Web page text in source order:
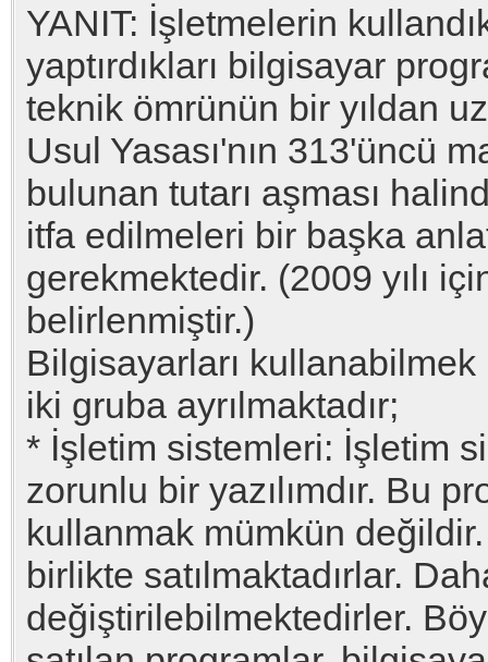
YANIT: İşletmelerin
yaptırdıkları bilgisayar
teknik ömrünün bir yıldan
Usul Yasası'nın 313'üncü
bulunan tutarı aşması
itfa edilmeleri bir başka
gerekmektedir. (2009 yılı
belirlenmiştir.)
Bilgisayarları
iki gruba ayrılmaktadır;
* İşletim sistemleri: İşletim
zorunlu bir yazılımdır. Bu
kullanmak mümkün
birlikte satılmaktadırlar.
değiştirilebilmektedirler.